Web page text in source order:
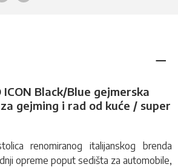
ICON Black/Blue gejmerska
gejming i rad od kuće / super
renomiranog italijanskog brenda
opreme poput sedišta za automobile,